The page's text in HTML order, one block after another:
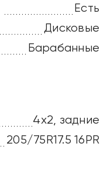
Есть
Дисковые
Барабанные
4х2, задние
205/75R17.5 16PR